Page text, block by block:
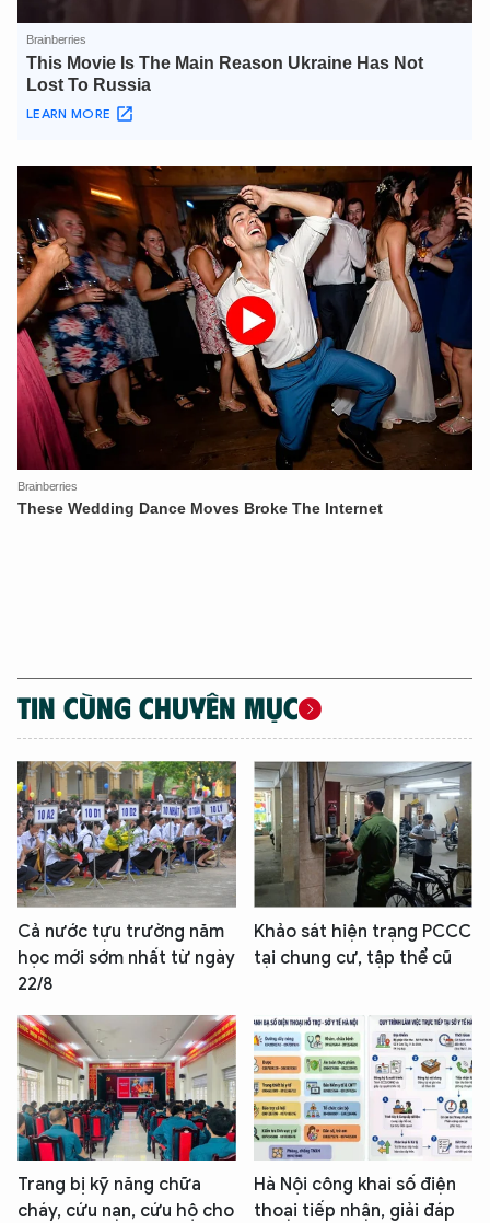
TIN CÙNG CHUYÊN MỤC
Cả nước tựu trường năm
học mới sớm nhất từ ngày
22/8
Khảo sát hiện trạng PCCC
tại chung cư, tập thể cũ
Trang bị kỹ năng chữa
cháy, cứu nạn, cứu hộ cho
Hà Nội công khai số điện
thoại tiếp nhận, giải đáp